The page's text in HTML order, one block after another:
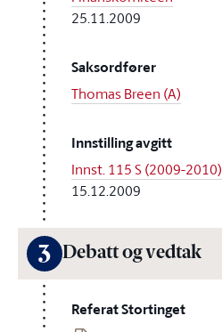
25.11.2009
Saksordfører
Thomas Breen (A)
Innstilling avgitt
Innst. 115 S (2009-2010)
15.12.2009
3 Debatt og vedtak
Referat Stortinget